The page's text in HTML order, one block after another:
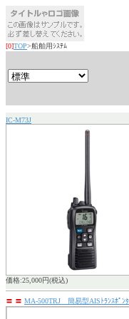
[0]TOP>船舶用ｼｽﾃﾑ
IC-M73J
価格:25,000円(税込)
〓 〓 MA-500TRJ 簡易型AISﾄﾗﾝｽﾎﾟﾝ